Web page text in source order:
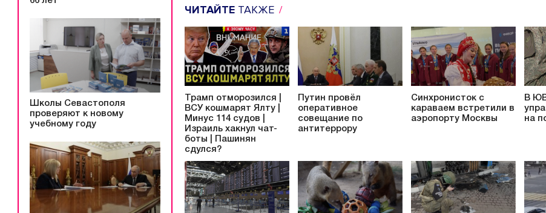
Школы Севастополя
проверяют к новому
учебному году
ЧИТАЙТЕ ТАКЖЕ
Трамп отморозился |
ВСУ кошмарят Ялту |
Минус 114 судов |
Израиль хакнул чат-
боты | Пашинян
сдулся?
Путин провёл
оперативное
совещание по
антитеррору
Синхронисток с
караваем встретили в
аэропорту Москвы
В
на